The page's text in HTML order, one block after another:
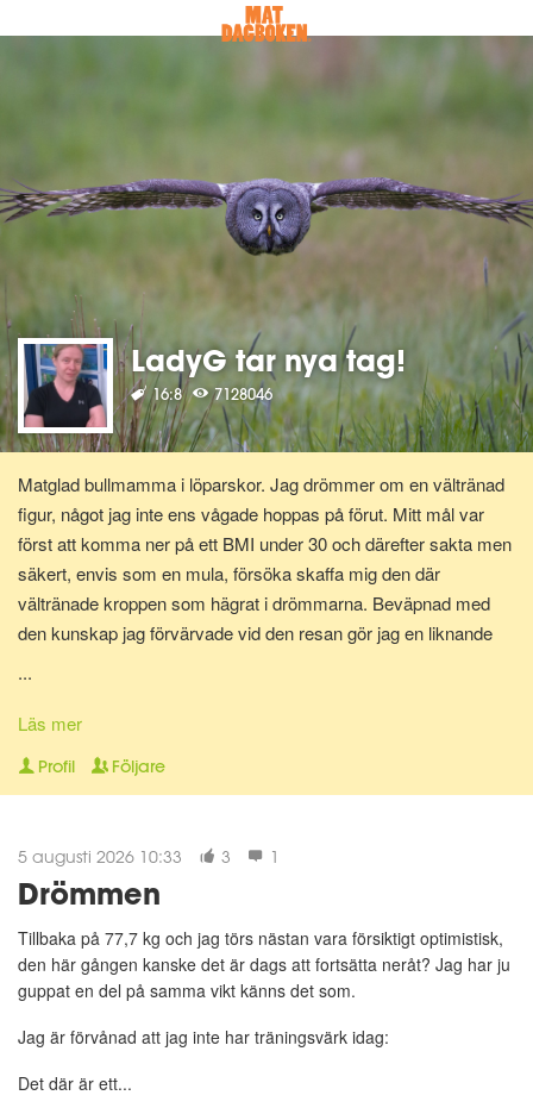
LadyG tar nya tag!
16:8 7128046
Matglad bullmamma i löparskor. Jag drömmer om en vältränad
figur, något jag inte ens vågade hoppas på förut. Mitt mål var
först att komma ner på ett BMI under 30 och därefter sakta men
säkert, envis som en mula, försöka skaffa mig den där
vältränade kroppen som hägrat i drömmarna. Beväpnad med
den kunskap jag förvärvade vid den resan gör jag en liknande
Nu för tiden är jag en av Matdagbokens mentorer, skicka ett
privat meddelande om du vill ha stöd och pepp privat eller om du
...
Läs mer
Profil Följare
5 augusti 2026 10:33 3 1
Drömmen
Tillbaka på 77,7 kg och jag törs nästan vara försiktigt optimistisk,
den här gången kanske det är dags att fortsätta neråt? Jag har ju
guppat en del på samma vikt känns det som.
Jag är förvånad att jag inte har träningsvärk idag:
Det där är ett...